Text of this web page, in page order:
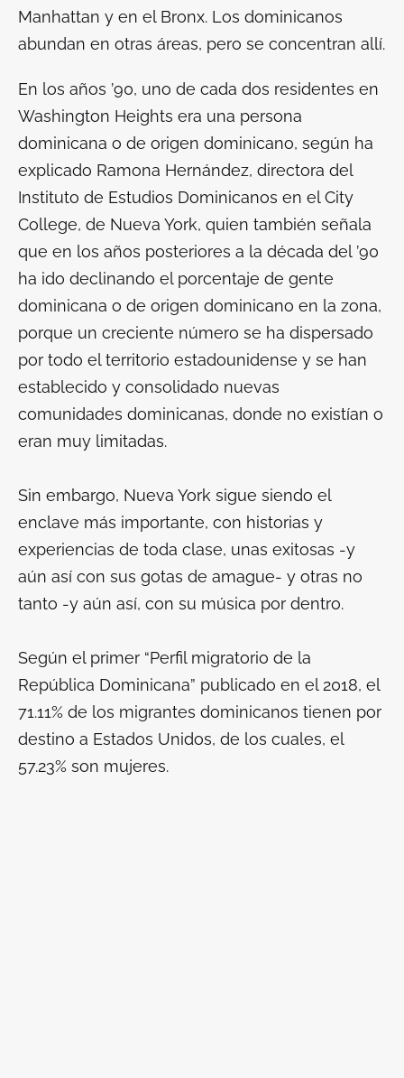
Manhattan y en el Bronx. Los dominicanos
abundan en otras áreas, pero se concentran allí.
En los años ’90, uno de cada dos residentes en
Washington Heights era una persona
dominicana o de origen dominicano, según ha
explicado Ramona Hernández, directora del
Instituto de Estudios Dominicanos en el City
College, de Nueva York, quien también señala
que en los años posteriores a la década del ’90
ha ido declinando el porcentaje de gente
dominicana o de origen dominicano en la zona,
porque un creciente número se ha dispersado
por todo el territorio estadounidense y se han
establecido y consolidado nuevas
comunidades dominicanas, donde no existían o
eran muy limitadas.
Sin embargo, Nueva York sigue siendo el
enclave más importante, con historias y
experiencias de toda clase, unas exitosas -y
aún así con sus gotas de amague- y otras no
tanto -y aún así, con su música por dentro.
Según el primer “Perfil migratorio de la
República Dominicana” publicado en el 2018, el
71.11% de los migrantes dominicanos tienen por
destino a Estados Unidos, de los cuales, el
57.23% son mujeres.